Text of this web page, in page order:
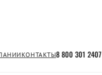
КОНТАКТЫ8 800 301 2407
Применение Продукция